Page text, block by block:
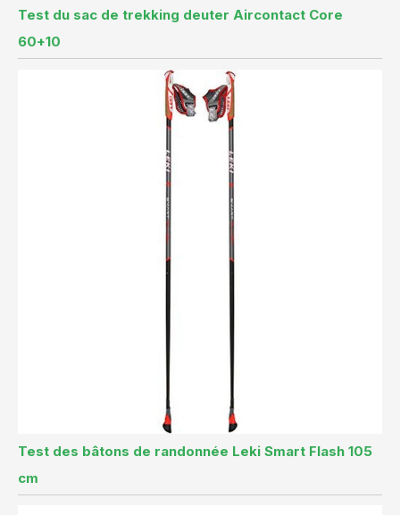
Test du sac de trekking deuter Aircontact Core
60+10
Test des bâtons de randonnée Leki Smart Flash 105
cm